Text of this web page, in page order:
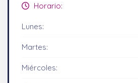
Horario:
Lunes:
Martes:
Miércoles: